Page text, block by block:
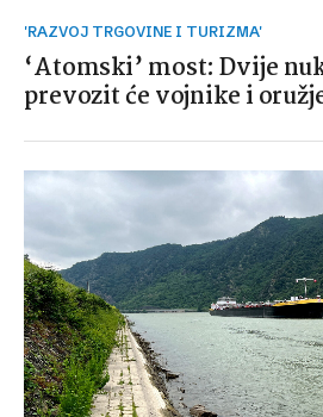
'RAZVOJ TRGOVINE I TURIZMA'
‘Atomski’ most: Dvije
prevozit će vojnike i